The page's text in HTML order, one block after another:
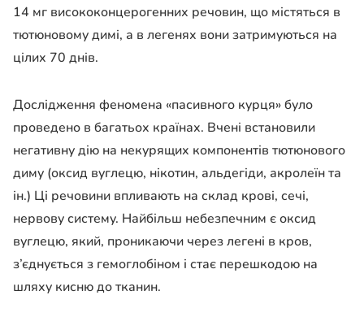
14 мг висококонцерогенних речовин, що містяться в
тютюновому димі, а в легенях вони затримуються на
цілих 70 днів.
Дослідження феномена «пасивного курця» було
проведено в багатьох країнах. Вчені встановили
негативну дію на некурящих компонентів тютюнового
диму (оксид вуглецю, нікотин, альдегіди, акролеїн та
ін.) Ці речовини впливають на склад крові, сечі,
нервову систему. Найбільш небезпечним є оксид
вуглецю, який, проникаючи через легені в кров,
з’єднується з гемоглобіном і стає перешкодою на
шляху кисню до тканин.